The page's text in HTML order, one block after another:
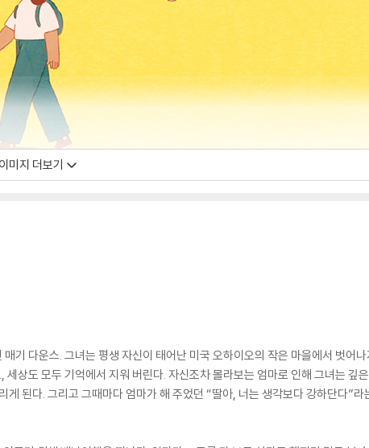
미지 더보기
기 다운스. 그녀는 평생 자신이 태어난 미국 오하이오의 작은 마을에서 벗어
상도 모두 기억에서 지워 버린다. 자신조차 몰라보는 엄마로 인해 그녀는 깊
된다. 그리고 그때마다 엄마가 해 주었던 “딸아, 너는 생각보다 강하단다”라